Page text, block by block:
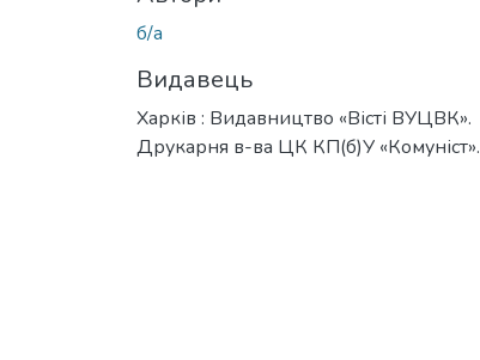
б/а
Видавець
Харків : Видавництво «Вісті ВУЦВК».
Друкарня в-ва ЦК КП(б)У «Комуніст».